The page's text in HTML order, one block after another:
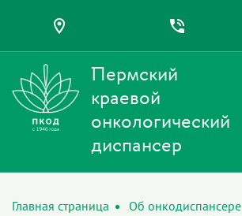
Пермский
краевой
онкологический
диспансер
Главная страница Об онкодиспансере